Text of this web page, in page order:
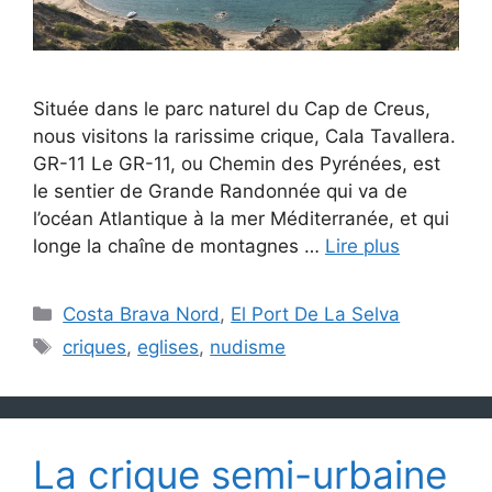
Située dans le parc naturel du Cap de Creus,
nous visitons la rarissime crique, Cala Tavallera.
GR-11 Le GR-11, ou Chemin des Pyrénées, est
le sentier de Grande Randonnée qui va de
l’océan Atlantique à la mer Méditerranée, et qui
longe la chaîne de montagnes … Lire plus
Catégories
Costa Brava Nord , El Port De La Selva
Étiquettes
criques, eglises, nudisme
La crique semi-urbaine